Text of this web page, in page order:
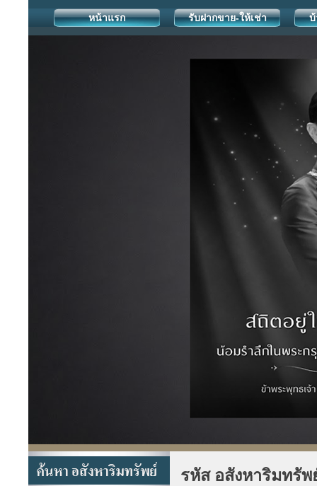
หน้าแรก รับฝากขาย-ให้เช่า บ้
รหัส อสังหาริมทรัพ